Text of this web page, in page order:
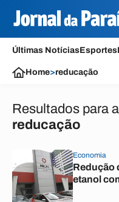
Últimas NotíciasEsportes
Home>reducação
Resultados para
reducação
Economia
Redução
etanol